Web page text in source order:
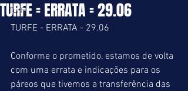
Turfe
TURFE = ERRATA = 29.06
TURFE - ERRATA - 29.06
Conforme o prometido, estamos de volta
com uma errata e indicações para os
páreos que tivemos a transferência das